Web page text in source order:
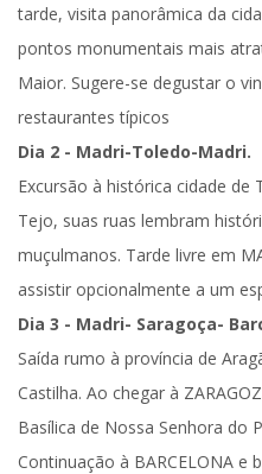
tarde, visita panorâmica da
pontos monumentais mais
Maior. Sugere-se degustar o
restaurantes típicos
Dia 2 - Madri-Toledo-Madri.
Excursão à histórica cidade de
Tejo, suas ruas lembram
muçulmanos. Tarde livre em
assistir opcionalmente a um
Dia 3 - Madri- Saragoça-
Saída rumo à província de
Castilha. Ao chegar à
Basílica de Nossa Senhora do
Continuação à BARCELONA e